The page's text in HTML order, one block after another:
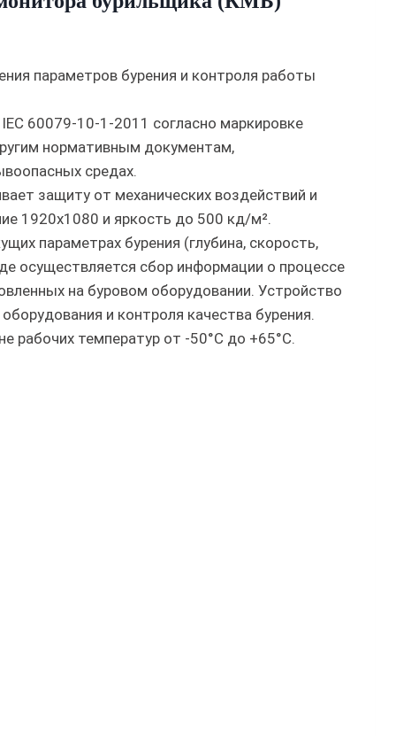
параметров бурения и контроля работы
60079-10-1-2011 согласно маркировке
нормативным документам,
средах.
защиту от механических воздействий и
1920х1080 и яркость до 500 кд/м².
параметрах бурения (глубина, скорость,
осуществляется сбор информации о процессе
на буровом оборудовании. Устройство
и контроля качества бурения.
температур от -50°C до +65°C.